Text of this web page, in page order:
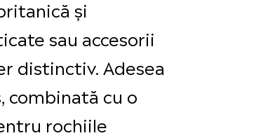
și
sau accesorii
distinctiv. Adesea
combinată cu o
rochiile